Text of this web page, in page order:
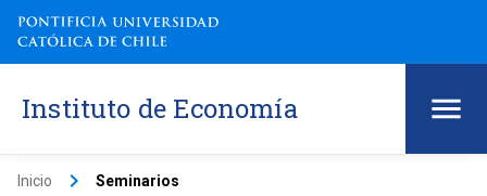
Instituto de Economía
Inicio keyboard_arrow_right Seminarios